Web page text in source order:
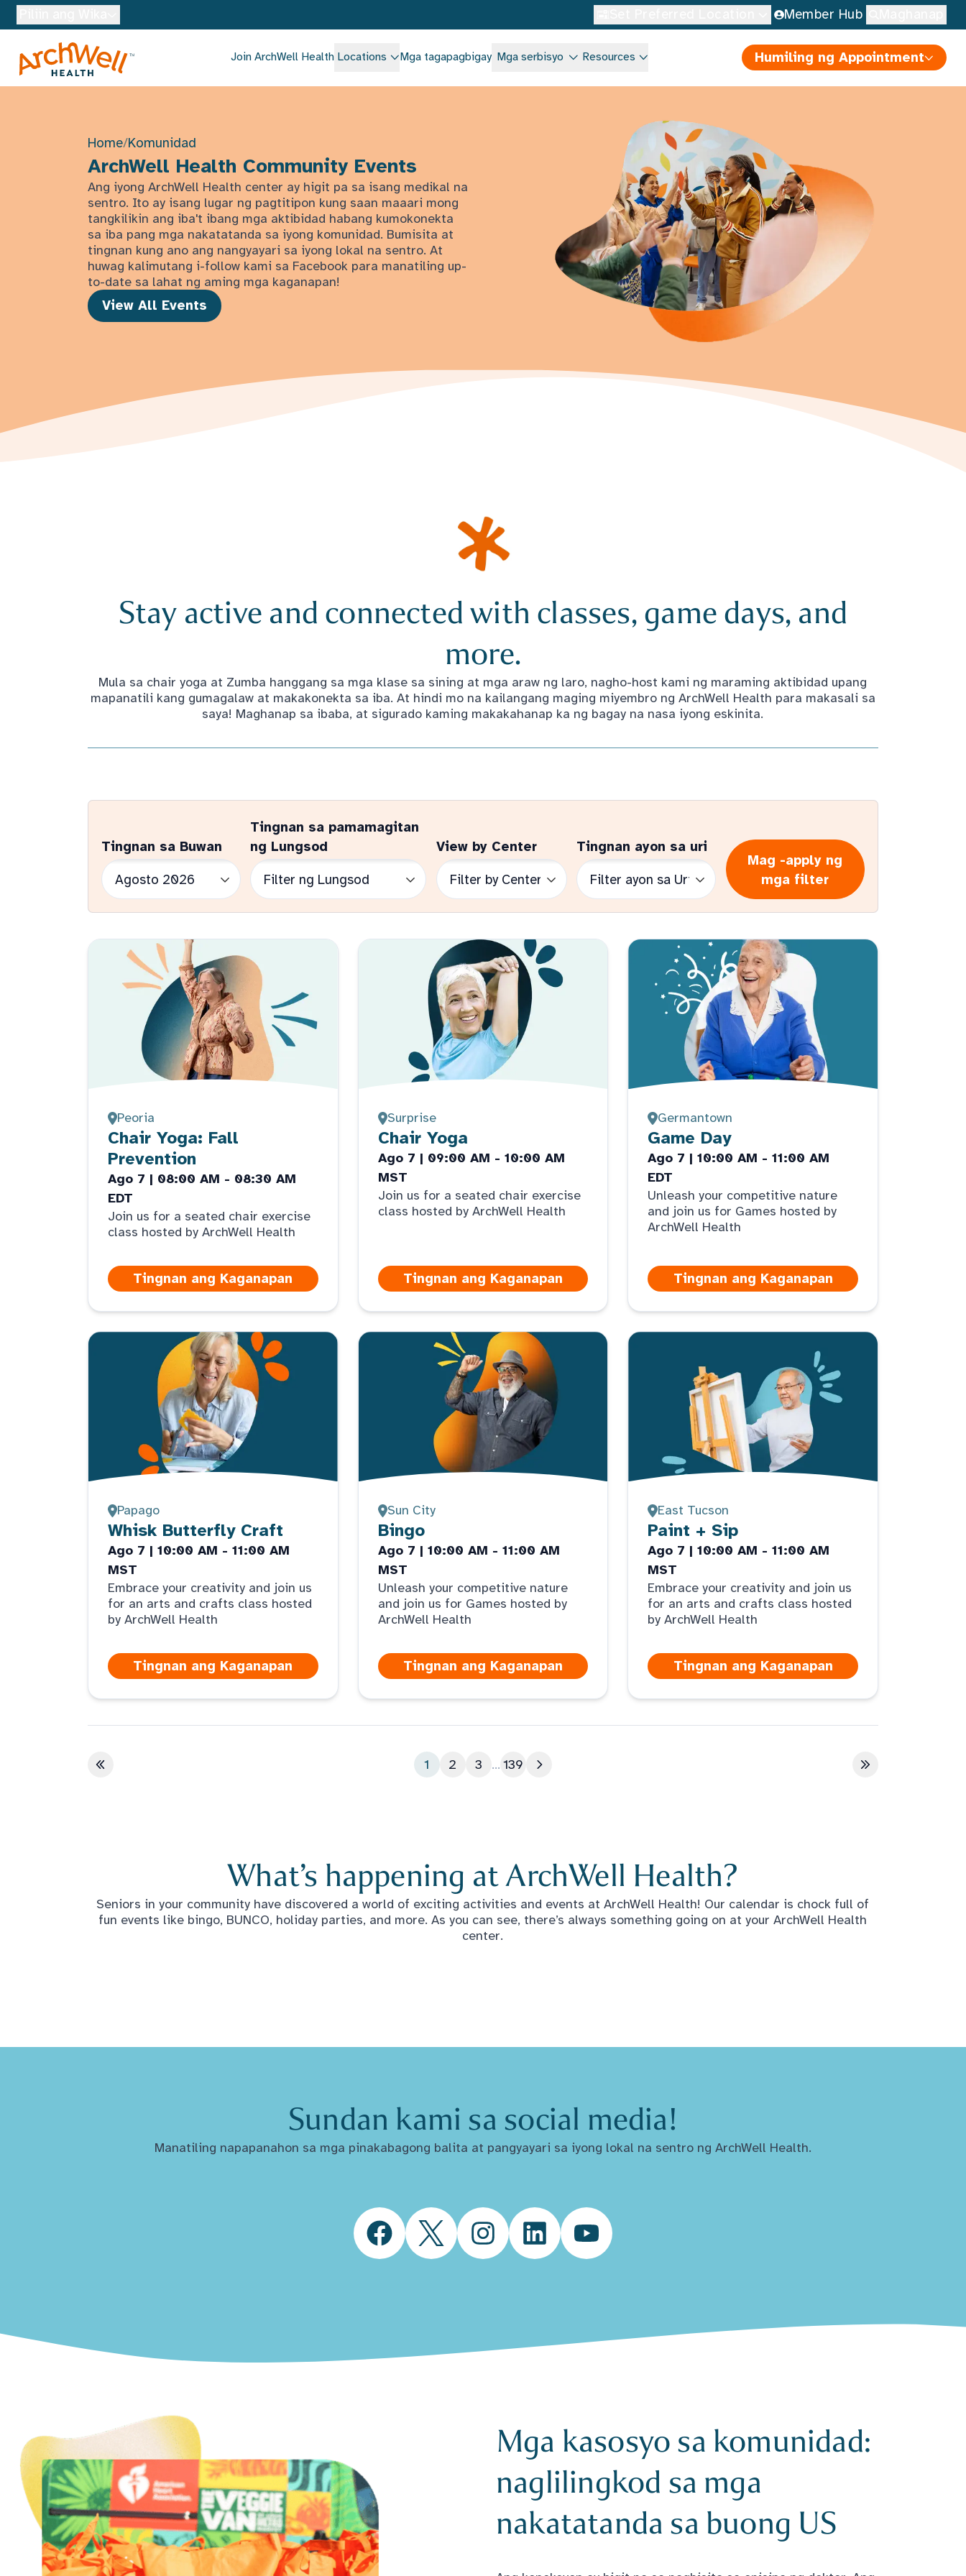
Skip to Main Content Member Hub
Join ArchWell Health Locations Mga tagapagbigay Mga serbisyo Resources Humiling ng Appointment
Home/Komunidad
ArchWell Health Community Events
Ang iyong ArchWell Health center ay higit pa sa isang medikal na
sentro. Ito ay isang lugar ng pagtitipon kung saan maaari mong
tangkilikin ang iba't ibang mga aktibidad habang kumokonekta
sa iba pang mga nakatatanda sa iyong komunidad. Bumisita at
tingnan kung ano ang nangyayari sa iyong lokal na sentro. At
huwag kalimutang i-follow kami sa Facebook para manatiling up-
to-date sa lahat ng aming mga kaganapan!
View All Events
Stay active and connected with classes, game days, and
more.
Mula sa chair yoga at Zumba hanggang sa mga klase sa sining at mga araw ng laro, nagho-host kami ng maraming aktibidad upang
mapanatili kang gumagalaw at makakonekta sa iba. At hindi mo na kailangang maging miyembro ng ArchWell Health para makasali sa
saya! Maghanap sa ibaba, at sigurado kaming makakahanap ka ng bagay na nasa iyong eskinita.
Tingnan sa Buwan
Tingnan sa pamamagitan
ng Lungsod
View by Center
Tingnan ayon sa uri
Mag -apply ng
mga filter
Peoria
Chair Yoga: Fall
Prevention
Ago 7 | 08:00 AM - 08:30 AM
EDT
Join us for a seated chair exercise
class hosted by ArchWell Health
Tingnan ang Kaganapan
Surprise
Chair Yoga
Ago 7 | 09:00 AM - 10:00 AM
MST
Join us for a seated chair exercise
class hosted by ArchWell Health
Tingnan ang Kaganapan
Germantown
Game Day
Ago 7 | 10:00 AM - 11:00 AM
EDT
Unleash your competitive nature
and join us for Games hosted by
ArchWell Health
Tingnan ang Kaganapan
Papago
Whisk Butterfly Craft
Ago 7 | 10:00 AM - 11:00 AM
MST
Embrace your creativity and join us
for an arts and crafts class hosted
by ArchWell Health
Tingnan ang Kaganapan
Sun City
Bingo
Ago 7 | 10:00 AM - 11:00 AM
MST
Unleash your competitive nature
and join us for Games hosted by
ArchWell Health
Tingnan ang Kaganapan
East Tucson
Paint + Sip
Ago 7 | 10:00 AM - 11:00 AM
MST
Embrace your creativity and join us
for an arts and crafts class hosted
by ArchWell Health
Tingnan ang Kaganapan
Unang pahina 1 2 3 ... 139 Susunod na pahina Huling pahina
What’s happening at ArchWell Health?
Seniors in your community have discovered a world of exciting activities and events at ArchWell Health! Our calendar is chock full of
fun events like bingo, BUNCO, holiday parties, and more. As you can see, there’s always something going on at your ArchWell Health
center.
Sundan kami sa social media!
Manatiling napapanahon sa mga pinakabagong balita at pangyayari sa iyong lokal na sentro ng ArchWell Health.
FacebookTwitter InstagramLinkedIn YouTube
Mga kasosyo sa komunidad:
naglilingkod sa mga
nakatatanda sa buong US